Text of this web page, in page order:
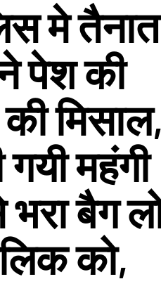
मे
पेश की
की
महंगी
बैग
को,